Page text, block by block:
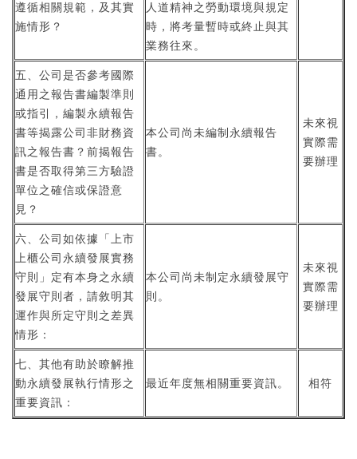
遵循相關規範，及其實
施情形？
人道精神之勞動環境與規定
時，將考量暫時或終止與其
業務往來。
五、公司是否參考國際
通用之報告書編製準則
或指引，編製永續報告
書等揭露公司非財務資
訊之報告書？前揭報告
書是否取得第三方驗證
單位之確信或保證意
見？
本公司尚未編制永續報告
書。
未來視
實際需
要辦理
六、公司如依據「上市
上櫃公司永續發展實務
守則」定有本身之永續
發展守則者，請敘明其
運作與所定守則之差異
情形：
本公司尚未制定永續發展守
則。
未來視
實際需
要辦理
七、其他有助於瞭解推
動永續發展執行情形之
重要資訊：
最近年度無相關重要資訊。 相符